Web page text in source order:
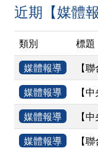
近期【媒體報
類別
標題
媒體報導
【
媒體報導
【
媒體報導
【
媒體報導
【